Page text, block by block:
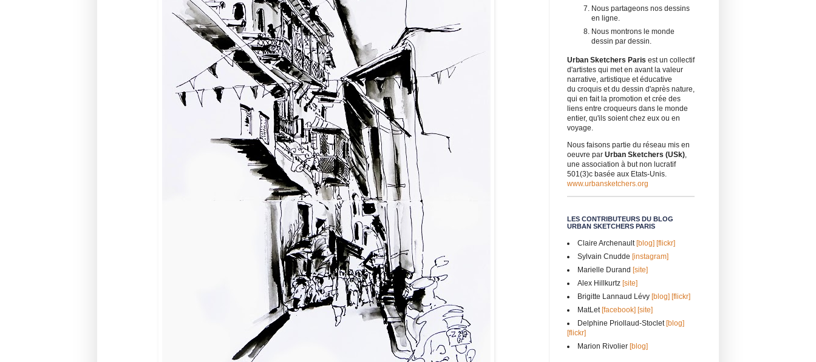
Nous partageons nos dessins
en ligne.
Nous montrons le monde
dessin par dessin.
Urban Sketchers Paris est un collectif
d'artistes qui met en avant la valeur
narrative, artistique et éducative
du croquis et du dessin d'après nature,
qui en fait la promotion et crée des
liens entre croqueurs dans le monde
entier, qu'ils soient chez eux ou en
voyage.
Nous faisons partie du réseau mis en
oeuvre par Urban Sketchers (USk)
une association à but non lucratif
501(3)c basée aux Etats-Unis.
www.urbansketchers.org
LES CONTRIBUTEURS DU BLOG
URBAN SKETCHERS PARIS
Claire Archenault[blog] [flickr]
Sylvain Cnudde [instagram]
Marielle Durand [site]
Alex Hillkurtz [site]
Brigitte Lannaud Lévy [blog] [flickr]
MatLet[facebook] [site]
Delphine Priollaud-Stoclet[blog]
[flickr]
Marion Rivolier [blog]